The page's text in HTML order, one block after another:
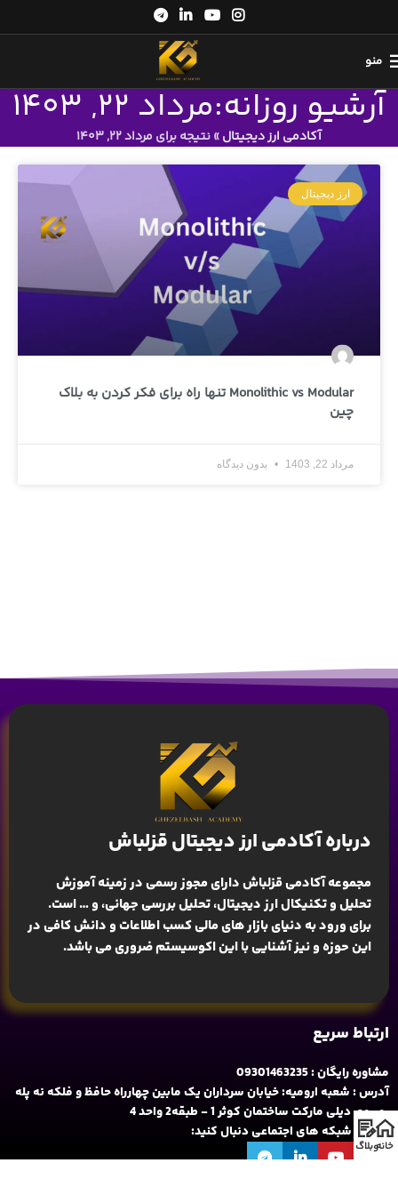
منو
آرشیو روزانه:مرداد 22, 1403
آکادمی ارز دیجیتال»نتیجه برای مرداد 22, 1403
ارز دیجیتال
Monolithic vs Modular تنها راه برای فکر کردن به بلاک
چین
مرداد 22, 1403 بدون دیدگاه
درباره آکادمی ارز دیجیتال قزلباش
مجموعه آکادمی قزلباش دارای مجوز رسمی در زمینهآموزش
تحلیل و تکنیکال ارز دیجیتال، تحلیل بررسی جهانی، و … است.
برای ورود به دنیای بازار های مالی کسب اطلاعات و دانش کافی در
این حوزه و نیز آشنایی با این اکوسیستم ضروری می باشد.
ارتباط سریع
مشاوره رایگان : 09301463235
آدرس : شعبه ارومیه: خیابان سرداران یک مابین چهارراه حافظ و فلکه نه پله
روبروی دیلی مارکت ساختمان کوثر 1 - طبقه2 واحد 4
ما را در شبکه های اجتماعی دنبال کنید:
خانهوبلاگ